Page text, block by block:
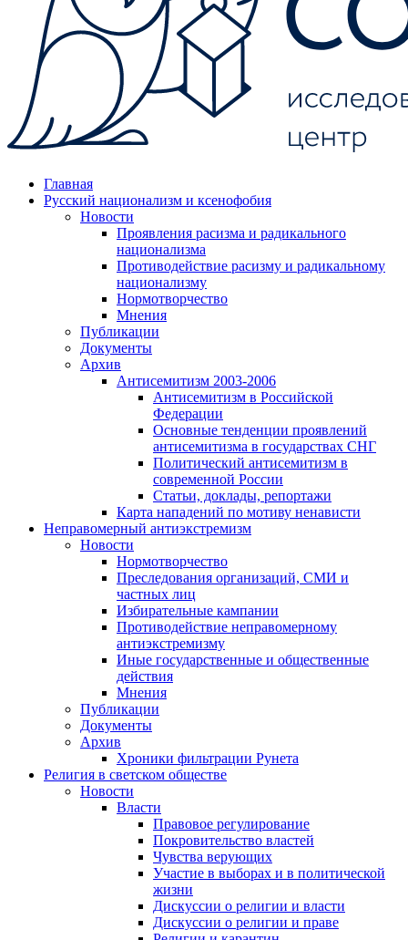
Главная
Русский национализм и ксенофобия
Новости
Проявления расизма и радикального
национализма
Противодействие расизму и радикальному
национализму
Нормотворчество
Мнения
Публикации
Документы
Архив
Антисемитизм 2003-2006
Антисемитизм в Российской
Федерации
Основные тенденции проявлений
антисемитизма в государствах СНГ
Политический антисемитизм в
современной России
Статьи, доклады, репортажи
Карта нападений по мотиву ненависти
Неправомерный антиэкстремизм
Новости
Нормотворчество
Преследования организаций, СМИ и
частных лиц
Избирательные кампании
Противодействие неправомерному
антиэкстремизму
Иные государственные и общественные
действия
Мнения
Публикации
Документы
Архив
Хроники фильтрации Рунета
Религия в светском обществе
Новости
Власти
Правовое регулирование
Покровительство властей
Чувства верующих
Участие в выборах и в политической
жизни
Дискуссии о религии и власти
Дискуссии о религии и праве